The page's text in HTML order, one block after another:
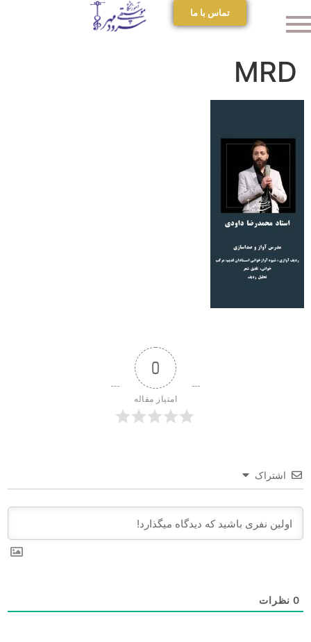
تماس با ما
MRD
0
امتیاز مقاله
اشتراک
0 نظرات